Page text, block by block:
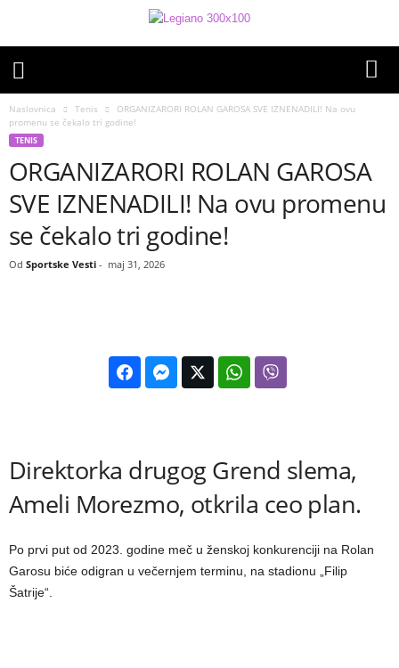
Naslovnica Tenis
ORGANIZARORI ROLAN GAROSA SVE IZNENADILI! Na ovu
promenu se čekalo tri godine!
TENIS
ORGANIZARORI ROLAN GAROSA
SVE IZNENADILI! Na ovu promenu
se čekalo tri godine!
Od Sportske Vesti - maj 31, 2026
Direktorka drugog Grend slema,
Ameli Morezmo, otkrila ceo plan.
Po prvi put od 2023. godine meč u ženskoj konkurenciji na Rolan
Garosu biće odigran u večernjem terminu, na stadionu „Filip
Šatrije“.